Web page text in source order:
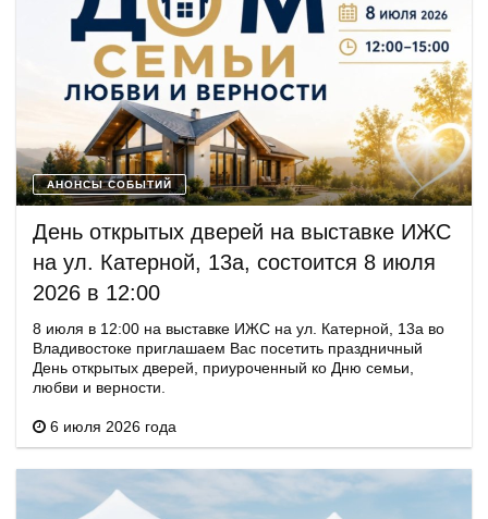
АНОНСЫ СОБЫТИЙ
День открытых дверей на выставке ИЖС
на ул. Катерной, 13а, состоится 8 июля
2026 в 12:00
8 июля в 12:00 на выставке ИЖС на ул. Катерной, 13а во
Владивостоке приглашаем Вас посетить праздничный
День открытых дверей, приуроченный ко Дню семьи,
любви и верности.
6 июля 2026 года